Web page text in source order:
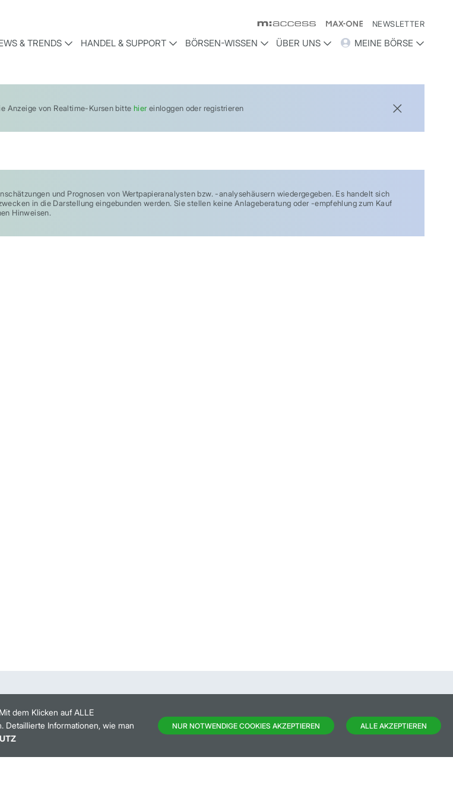
NEWSLETTER
& TRENDS HANDEL & SUPPORT BÖRSEN-WISSEN ÜBER UNS MEINE BÖRSE
Anzeige von Realtime-Kursen bitte hier einloggen oder registrieren
und Prognosen von Wertpapieranalysten bzw. -analysehäusern wiedergegeben. Es handelt sich
in die Darstellung eingebunden werden. Sie stellen keine Anlageberatung oder -empfehlung zum Kauf
Hinweisen.
dem Klicken auf ALLE
Detaillierte Informationen, wie man
NUR NOTWENDIGE COOKIES AKZEPTIEREN ALLE AKZEPTIEREN